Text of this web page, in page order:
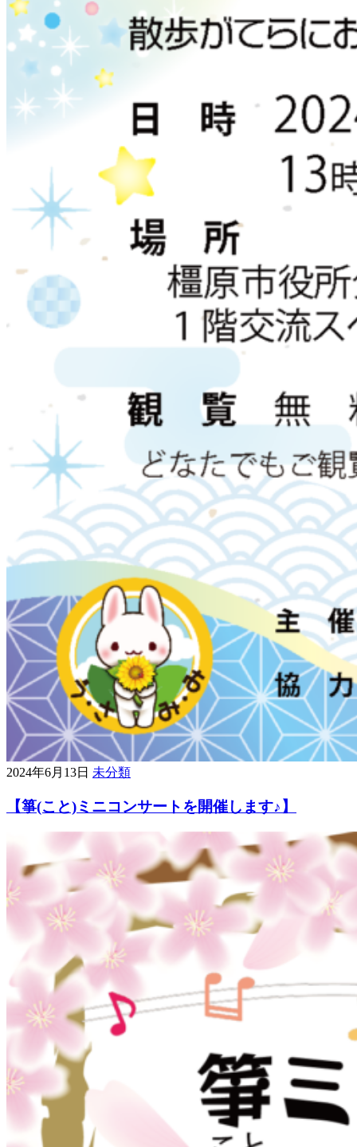
2024年6月13日 未分類
【箏(こと)ミニコンサートを開催します♪】